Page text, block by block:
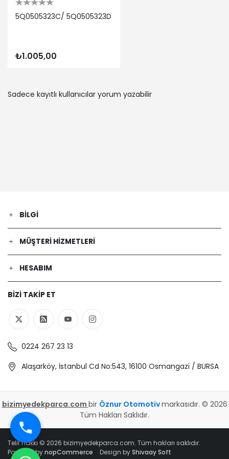
TSI (Benzin) - 90 Kw 122 Ps | 2012-09-
01 / 2016-10-01
SKODA | SUPERB III (3V3) | 1.6 TDI
1.6 (Benzin) - 81 Kw 110 Ps | 2014-05-01
/ 2016-11-01
(3V5) | 2.0 TDI (Dizel) - 110 Kw 150 Ps |
2015-03-01 / 2024-06-01
AUDI | A3 Cabrio (8V7, 8VE) | 1.8 TFSI
VW | GOLF PLUS Van (521) | 2.0 TDi
(Dizel) - 103 Kw 140 Ps | 2009-11-01 /
(Benzin) - 162 Kw 220 Ps | 2014-12-01 /
2018-09-01
5Q0505323C/ 5Q0505323D
₺1.005,00
Sadece kayıtlı kullanıcılar yorum yazabilir
BILGI
MÜŞTERI HIZMETLERI
HESABIM
BIZI TAKIP ET
0224 267 23 13
Alaşarköy, İstanbul Cd No:543, 16100 Osmangazi / BURSA
bizimyedekparca.com bir Öznur Otomotivmarkasıdır. © 2026
Tüm Hakları Saklıdır.
Telif hakkı © 2026 bizimyedekparca.com. Tüm hakları saklıdır.
Powered bynopCommerce Design byShivaay Soft